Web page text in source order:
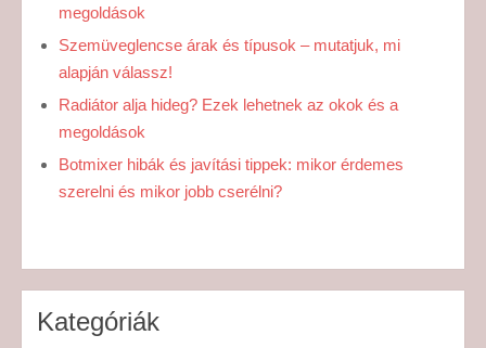
megoldások
Szemüveglencse árak és típusok – mutatjuk, mi
alapján válassz!
Radiátor alja hideg? Ezek lehetnek az okok és a
megoldások
Botmixer hibák és javítási tippek: mikor érdemes
szerelni és mikor jobb cserélni?
Kategóriák